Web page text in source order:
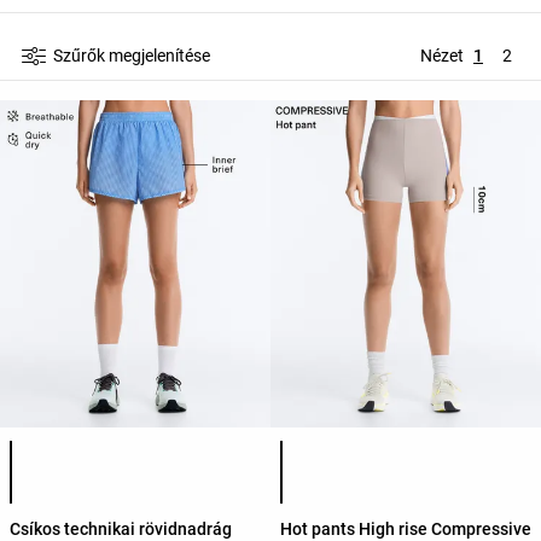
Szűrők megjelenítése Nézet 1 2
Csíkos technikai rövidnadrág Hot pants High rise Compressive